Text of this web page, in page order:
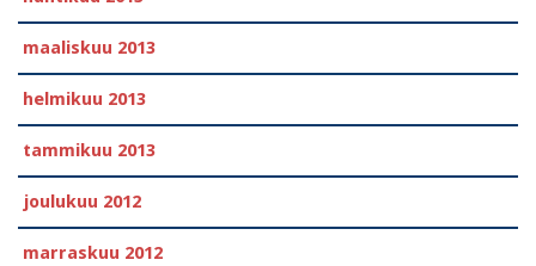
maaliskuu 2013
helmikuu 2013
tammikuu 2013
joulukuu 2012
marraskuu 2012